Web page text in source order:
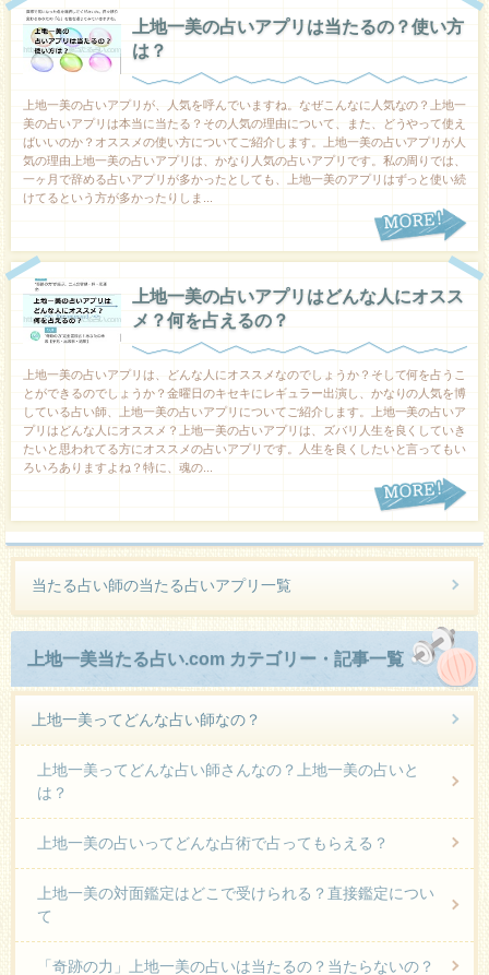
上地一美の占いアプリは当たるの？使い方
は？
上地一美の占いアプリが、人気を呼んでいますね。なぜこんなに人気なの？上地一
美の占いアプリは本当に当たる？その人気の理由について、また、どうやって使え
ばいいのか？オススメの使い方についてご紹介します。上地一美の占いアプリが人
気の理由上地一美の占いアプリは、かなり人気の占いアプリです。私の周りでは、
一ヶ月で辞める占いアプリが多かったとしても、上地一美のアプリはずっと使い続
けてるという方が多かったりしま...
上地一美の占いアプリはどんな人にオスス
メ？何を占えるの？
上地一美の占いアプリは、どんな人にオススメなのでしょうか？そして何を占うこ
とができるのでしょうか？金曜日のキセキにレギュラー出演し、かなりの人気を博
している占い師、上地一美の占いアプリについてご紹介します。上地一美の占いア
プリはどんな人にオススメ？上地一美の占いアプリは、ズバリ人生を良くしていき
たいと思われてる方にオススメの占いアプリです。人生を良くしたいと言ってもい
ろいろありますよね？特に、魂の...
当たる占い師の当たる占いアプリ一覧
上地一美当たる占い.com カテゴリー・記事一覧
上地一美ってどんな占い師なの？
上地一美ってどんな占い師さんなの？上地一美の占いと
は？
上地一美の占いってどんな占術で占ってもらえる？
上地一美の対面鑑定はどこで受けられる？直接鑑定につい
て
「奇跡の力」上地一美の占いは当たるの？当たらないの？